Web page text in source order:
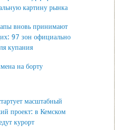
картину рынка
вновь принимают
97 зон официально
купания
на борту
масштабный
проект: в Кемском
курорт